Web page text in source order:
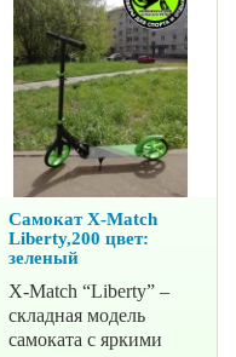
Самокат X-Match
Liberty,200 цвет:
зеленый
X-Match “Liberty” –
складная модель
самоката с яркими